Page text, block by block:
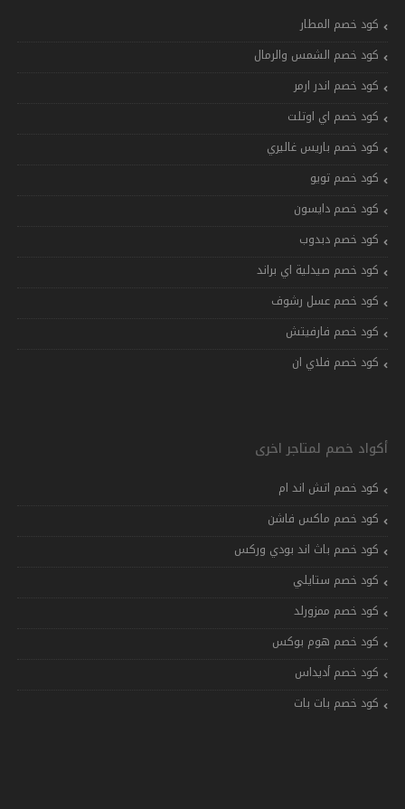
كود خصم المطار
كود خصم الشمس والرمال
كود خصم اندر ارمر
كود خصم اي اوتلت
كود خصم باريس غاليري
كود خصم تويو
كود خصم دايسون
كود خصم دبدوب
كود خصم صيدلية اي براند
كود خصم عسل رشوف
كود خصم فارفيتش
كود خصم فلاي ان
أكواد خصم لمتاجر اخرى
كود خصم اتش اند ام
كود خصم ماكس فاشن
كود خصم باث اند بودي وركس
كود خصم ستايلي
كود خصم ممزورلد
كود خصم هوم بوكس
كود خصم أديداس
كود خصم بات بات